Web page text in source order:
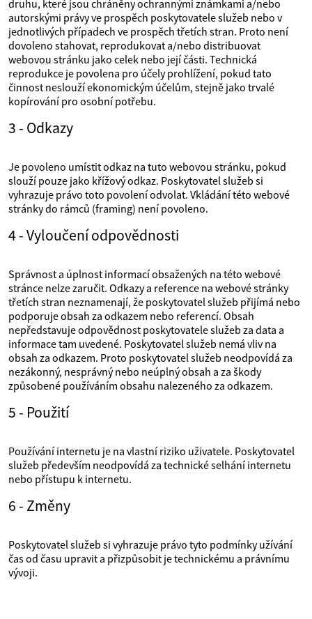
druhu, které jsou chráněny ochrannými známkami a/nebo
autorskými právy ve prospěch poskytovatele služeb nebo v
jednotlivých případech ve prospěch třetích stran. Proto není
dovoleno stahovat, reprodukovat a/nebo distribuovat
webovou stránku jako celek nebo její části. Technická
reprodukce je povolena pro účely prohlížení, pokud tato
činnost neslouží ekonomickým účelům, stejně jako trvalé
kopírování pro osobní potřebu.
3 - Odkazy
Je povoleno umístit odkaz na tuto webovou stránku, pokud
slouží pouze jako křížový odkaz. Poskytovatel služeb si
vyhrazuje právo toto povolení odvolat. Vkládání této webové
stránky do rámců (framing) není povoleno.
4 - Vyloučení odpovědnosti
Správnost a úplnost informací obsažených na této webové
stránce nelze zaručit. Odkazy a reference na webové stránky
třetích stran neznamenají, že poskytovatel služeb přijímá nebo
podporuje obsah za odkazem nebo referencí. Obsah
nepředstavuje odpovědnost poskytovatele služeb za data a
informace tam uvedené. Poskytovatel služeb nemá vliv na
obsah za odkazem. Proto poskytovatel služeb neodpovídá za
nezákonný, nesprávný nebo neúplný obsah a za škody
způsobené používáním obsahu nalezeného za odkazem.
5 - Použití
Používání internetu je na vlastní riziko uživatele. Poskytovatel
služeb především neodpovídá za technické selhání internetu
nebo přístupu k internetu.
6 - Změny
Poskytovatel služeb si vyhrazuje právo tyto podmínky užívání
čas od času upravit a přizpůsobit je technickému a právnímu
vývoji.